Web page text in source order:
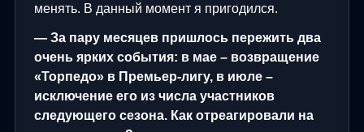
менять. В данный момент я пригодился.
— За пару месяцев пришлось пережить два
очень ярких события: в мае – возвращение
«Торпедо» в Премьер-лигу, в июле –
исключение его из числа участников
следующего сезона. Как отреагировали на